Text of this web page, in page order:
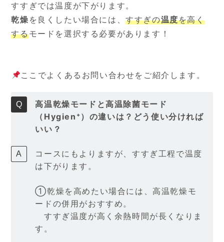
すすぎでは温度が下がります。
乾燥 を良くしたい場合には、すすぎの温度を高く
するモードを選択する必要があります！
ここでよくあるお問い合わせをご紹介します。
高温乾燥モードと高温除菌モード
（Hygien⁺）の違いは？どう使い分ければ
いい？
コースにもよりますが、すすぎ工程で温度
は下がります。
①乾燥を高めたい場合には、高温乾燥モ
ードの併用がおすすめ。
すすぎ温度が高く余熱時間が長くなりま
す。